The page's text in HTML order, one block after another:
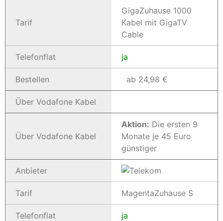
Tarif
GigaZuhause 1000
Kabel mit GigaTV
Cable
Telefonflat ja
Bestellen ab 24,98 €
Über Vodafone Kabel
Über Vodafone Kabel
Aktion: Die ersten 9
Monate je 45 Euro
günstiger
Anbieter
Tarif MagentaZuhause S
Telefonflat ja